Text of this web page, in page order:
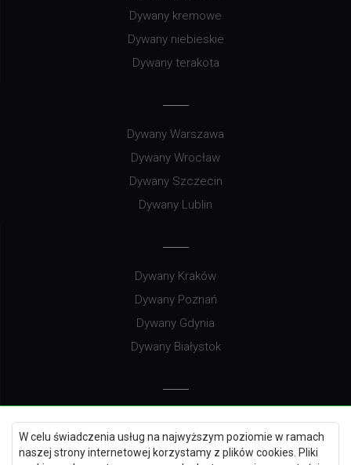
W celu świadczenia usług na najwyższym poziomie w ramach
naszej strony internetowej korzystamy z plików cookies. Pliki
Dywany kremowe
Dywany niebieskie
Dywany terakota
Dywany Warszawa
Dywany Wrocław
Dywany Szczecin
Dywany Lublin
Dywany Kraków
Dywany Poznań
Dywany Gdynia
Dywany Białystok
Dywany Gdańsk